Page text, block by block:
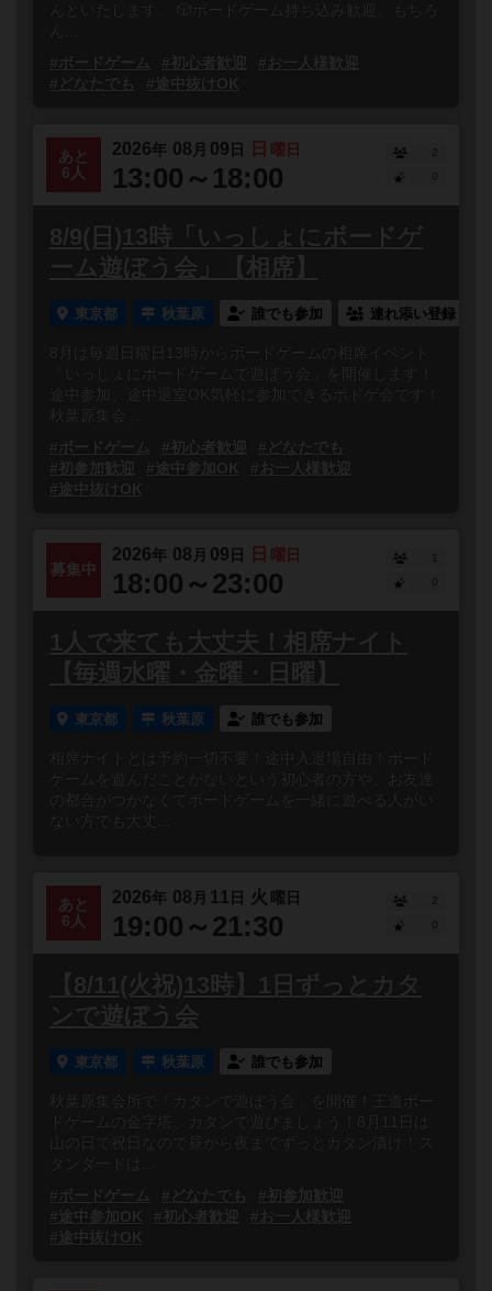
んといたします。 🎲ボードゲーム持ち込み歓迎。もちろ
#ボードゲーム
#初心者歓迎
#お一人様歓迎
#どなたでも
#途中抜けOK
あと
6人
2026年 08 月 09 日 日 曜日
13:00～18:00
2
8/9(日)13時「いっしょにボードゲ
ーム遊ぼう会」【相席】
東京都 秋葉原 誰でも参加 連れ添い登録
8月は毎週日曜日13時からボードゲームの相席イベント
「いっしょにボードゲームで遊ぼう会」を開催します！
途中参加、途中退室OK気軽に参加できるボドゲ会です！
秋葉原集会...
#ボードゲーム
#初心者歓迎
#どなたでも
#初参加歓迎
#途中参加OK
#お一人様歓迎
#途中抜けOK
募集中
2026年 08 月 09 日 日 曜日
18:00～23:00
1
1人で来ても大丈夫！相席ナイト
【毎週水曜・金曜・日曜】
東京都 秋葉原 誰でも参加
相席ナイトとは予約一切不要！途中入退場自由！ボード
ゲームを遊んだことがないという初心者の方や、お友達
の都合がつかなくてボードゲームを一緒に遊べる人がい
ない方でも大丈...
あと
6人
2026年 08 月 11 日 火 曜日
19:00～21:30
2
【8/11(火祝)13時】1日ずっとカタ
ンで遊ぼう会
東京都 秋葉原 誰でも参加
秋葉原集会所で「カタンで遊ぼう会」を開催！王道ボー
ドゲームの金字塔、カタンで遊びましょう！8月11日は
山の日で祝日なので昼から夜までずっとカタン漬け！ス
#ボードゲーム
#どなたでも
#初参加歓迎
#途中参加OK
#初心者歓迎
#お一人様歓迎
#途中抜けOK